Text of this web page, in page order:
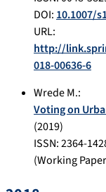
DOI: 10.1007/
URL:
http://
018-00636-6
Wrede M.:
Voting on
(2019)
ISSN: 2364-
(Working